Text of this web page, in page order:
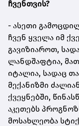
ჩვენთვის?
- ასეთი
ჩვენ ყველა იმ
გავიზიაროთ,
ლანდშაფტია, მათ
იტალია, სადაც
მექანიზმი
ქვეყნებში,
აკეთებს
მოსახლეობა